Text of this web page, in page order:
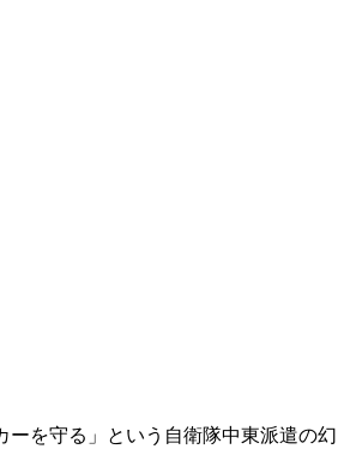
ーを守る」という自衛隊中東派遣の幻